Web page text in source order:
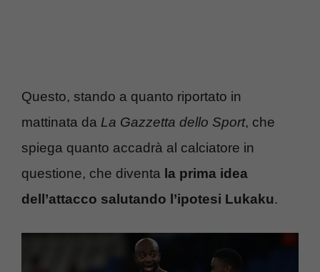
Questo, stando a quanto riportato in
mattinata da La Gazzetta dello Sport, che
spiega quanto accadrà al calciatore in
questione, che diventa la prima idea
dell’attacco salutando l’ipotesi Lukaku.